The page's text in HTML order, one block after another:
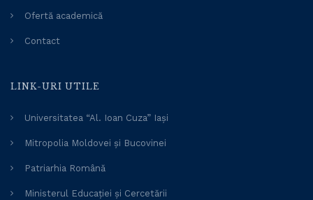
Ofertă academică
Contact
LINK-URI UTILE
Universitatea “Al. Ioan Cuza” Iași
Mitropolia Moldovei și Bucovinei
Patriarhia Română
Ministerul Educației și Cercetării